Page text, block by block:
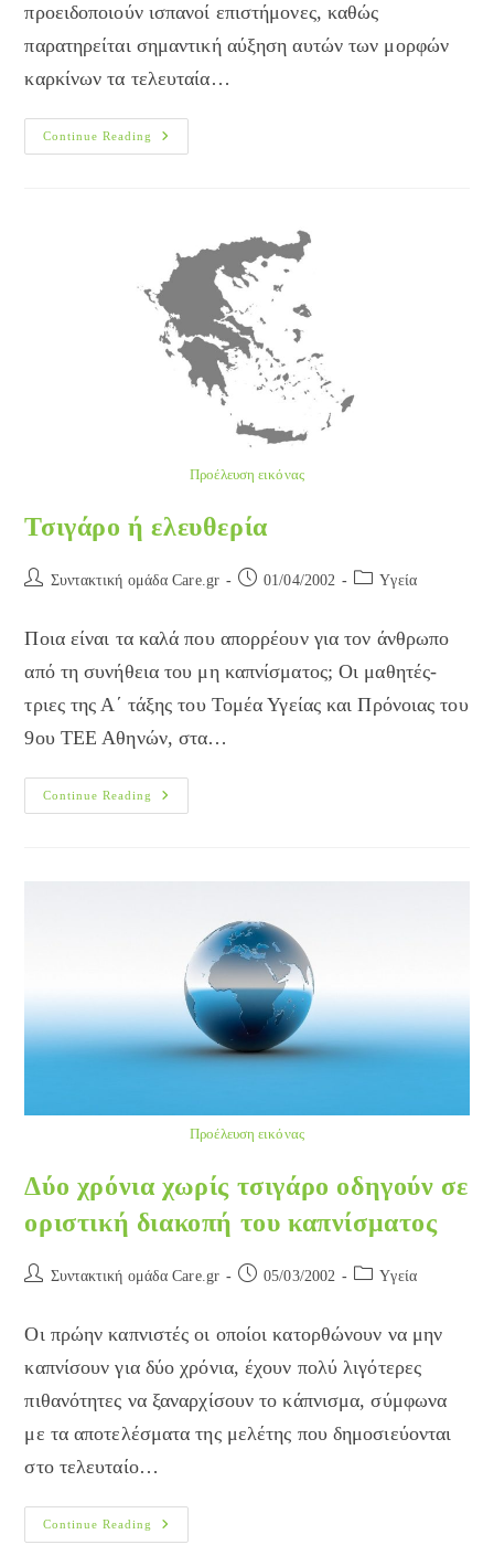
προειδοποιούν ισπανοί επιστήμονες, καθώς
παρατηρείται σημαντική αύξηση αυτών των μορφών
καρκίνων τα τελευταία…
Continue Reading
Τσιγάρο,
Αλκοόλ
Στόματος
Προέλευση εικόνας
Τσιγάρο ή ελευθερία
Post Συντακτική ομάδα Care.gr
Post01/04/2002
PostYγεία
Ποια είναι τα καλά που απορρέουν για τον άνθρωπο
από τη συνήθεια του μη καπνίσματος; Οι μαθητές-
τριες της Α΄ τάξης του Τομέα Υγείας και Πρόνοιας του
9ου ΤΕΕ Αθηνών, στα…
Continue Reading
Τσιγάρο
Ή
Προέλευση εικόνας
Δύο χρόνια χωρίς τσιγάρο οδηγούν σε
οριστική διακοπή του καπνίσματος
Post Συντακτική ομάδα Care.gr
Post05/03/2002
PostYγεία
Οι πρώην καπνιστές οι οποίοι κατορθώνουν να μην
καπνίσουν για δύο χρόνια, έχουν πολύ λιγότερες
πιθανότητες να ξαναρχίσουν το κάπνισμα, σύμφωνα
με τα αποτελέσματα της μελέτης που δημοσιεύονται
στο τελευταίο…
Continue Reading
Δύο
Χρόνια